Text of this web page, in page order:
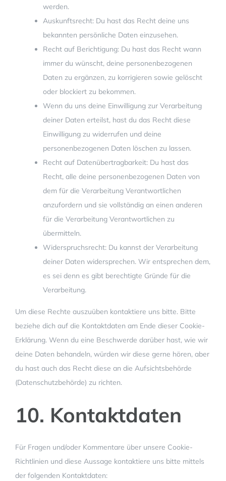
werden.
Auskunftsrecht: Du hast das Recht deine uns
bekannten persönliche Daten einzusehen.
Recht auf Berichtigung: Du hast das Recht wann
immer du wünscht, deine personenbezogenen
Daten zu ergänzen, zu korrigieren sowie gelöscht
oder blockiert zu bekommen.
Wenn du uns deine Einwilligung zur Verarbeitung
deiner Daten erteilst, hast du das Recht diese
Einwilligung zu widerrufen und deine
personenbezogenen Daten löschen zu lassen.
Recht auf Datenübertragbarkeit: Du hast das
Recht, alle deine personenbezogenen Daten von
dem für die Verarbeitung Verantwortlichen
anzufordern und sie vollständig an einen anderen
für die Verarbeitung Verantwortlichen zu
übermitteln.
Widerspruchsrecht: Du kannst der Verarbeitung
deiner Daten widersprechen. Wir entsprechen dem,
es sei denn es gibt berechtigte Gründe für die
Verarbeitung.
Um diese Rechte auszuüben kontaktiere uns bitte. Bitte
beziehe dich auf die Kontaktdaten am Ende dieser Cookie-
Erklärung. Wenn du eine Beschwerde darüber hast, wie wir
deine Daten behandeln, würden wir diese gerne hören, aber
du hast auch das Recht diese an die Aufsichtsbehörde
(Datenschutzbehörde) zu richten.
10. Kontaktdaten
Für Fragen und/oder Kommentare über unsere Cookie-
Richtlinien und diese Aussage kontaktiere uns bitte mittels
der folgenden Kontaktdaten: